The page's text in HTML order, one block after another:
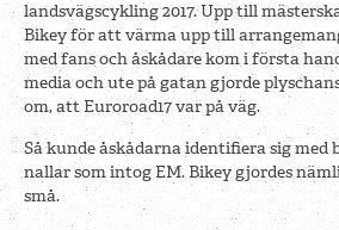
landsvägscykling 2017. Upp till
Bikey för att värma upp till
med fans och åskådare kom i första
media och ute på gatan gjorde
om, att Euroroad17 var på väg.
Så kunde åskådarna identifiera sig med
nallar som intog EM. Bikey gjordes
små.